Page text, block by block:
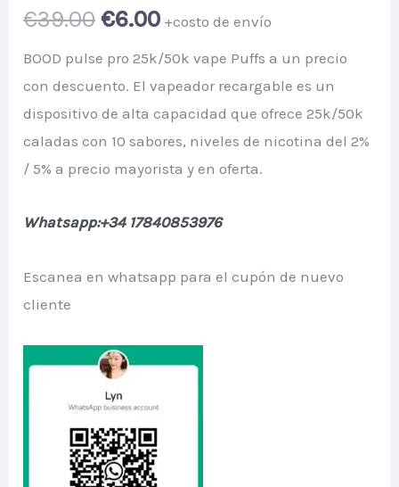
€39.00 Original
price
€39.00.
€6.00Current
price
is:
€6.00.
+costo de envío
BOOD pulse pro 25k/50k vape Puffs a un precio
con descuento. El vapeador recargable es un
dispositivo de alta capacidad que ofrece 25k/50k
caladas con 10 sabores, niveles de nicotina del 2%
/ 5% a precio mayorista y en oferta.
Whatsapp:+34 17840853976
Escanea en whatsapp para el cupón de nuevo
cliente